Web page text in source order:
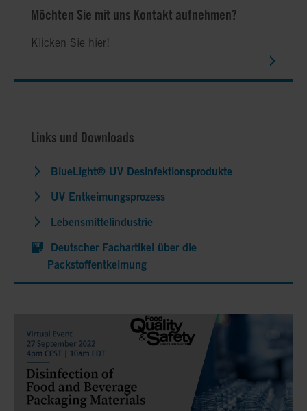
Möchten Sie mit uns Kontakt aufnehmen?
Klicken Sie hier!
Links und Downloads
BlueLight® UV Desinfektionsprodukte
UV Entkeimungsprozess
Lebensmittelindustrie
Deutscher Fachartikel über die
Packstoffentkeimung